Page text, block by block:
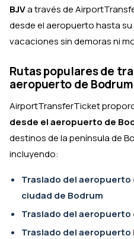
BJVa través de
desde el aeropuerto hasta
vacaciones sin demoras ni
Rutas populares de
aeropuerto de Bodrum
AirportTransferTicket
desde el aeropuerto de
destinos de la península de
incluyendo:
Traslado del aeropuerto
ciudad de Bodrum
Traslado del aeropuerto
Traslado del aeropuerto